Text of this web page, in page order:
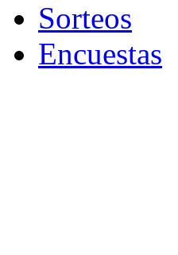
Sorteos
Encuestas